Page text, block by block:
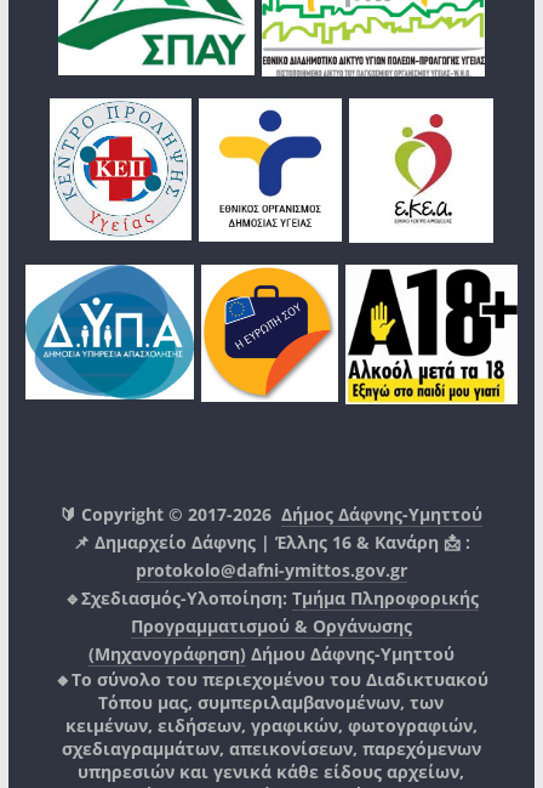
🔰 Copyright © 2017-2026Δήμος Δάφνης-Υμηττού
📌 Δημαρχείο Δάφνης | Έλλης 16 & Κανάρη 📩 :
protokolo@dafni-ymittos.gov.gr
🔹Σχεδιασμός-Υλοποίηση: Τμήμα Πληροφορικής
Προγραμματισμού & Οργάνωσης
(Μηχανογράφηση) Δήμου Δάφνης-Υμηττού
🔸Το σύνολο του περιεχομένου του Διαδικτυακού
Τόπου μας, συμπεριλαμβανομένων, των
κειμένων, ειδήσεων, γραφικών, φωτογραφιών,
σχεδιαγραμμάτων, απεικονίσεων, παρεχόμενων
υπηρεσιών και γενικά κάθε είδους αρχείων,